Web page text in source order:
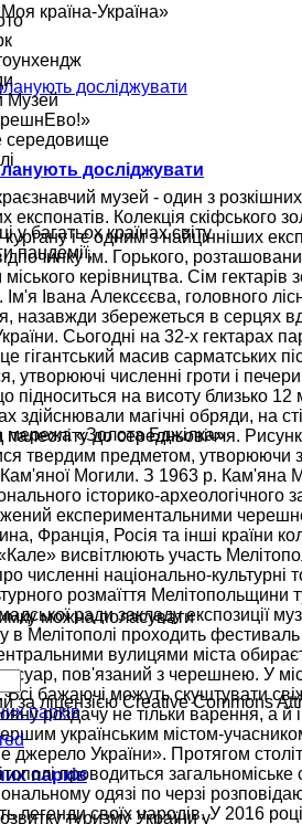
країна-Україна»
досліджувати
у багатьох країнах світу
пандемії,
мережа «Золота Бджілка»
можна поласувати
парків
туризму України у
Музей
середовище
музей - один з
експонатів. Колекція скіфського
і є одним з найцінніших
ім. Горького,
керівництва. Сім
Ім'я Івана Алексєєва, головного
назавжди збережеться в серцях
Сьогодні на 32-х гектарах
гігантський масив сарматських
утворюючі численні гроти і
підноситься на висоту близько
здійснювали магічні обряди, на
палеоліту до середньовіччя.
твердим предметом, утворюючи
Кам'яної Могили. З 1963 р.
історико-
експериментальними
Франція, Росія та інші
висвітлюють участь
численні національно-культурні
розмаїття Мелітопольщини
ради закладу експозиції
в Мелітополі проходить
вулицями міста
пов'язаний з черешнею. У
Всі бажаючі можуть скуштувати
роздачу не тільки варення, а й
українським містом-
джерело України». Протягом
проводиться
одязі по черзі
легенди своїх народів. У 2016
за ліцензією Creative Commons
red